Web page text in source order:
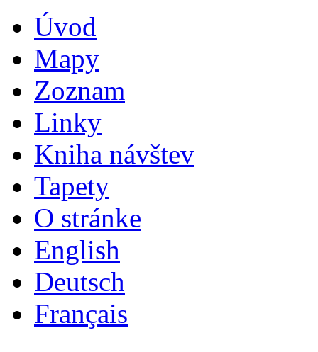
Úvod
Mapy
Zoznam
Linky
Kniha návštev
Tapety
O stránke
English
Deutsch
Français